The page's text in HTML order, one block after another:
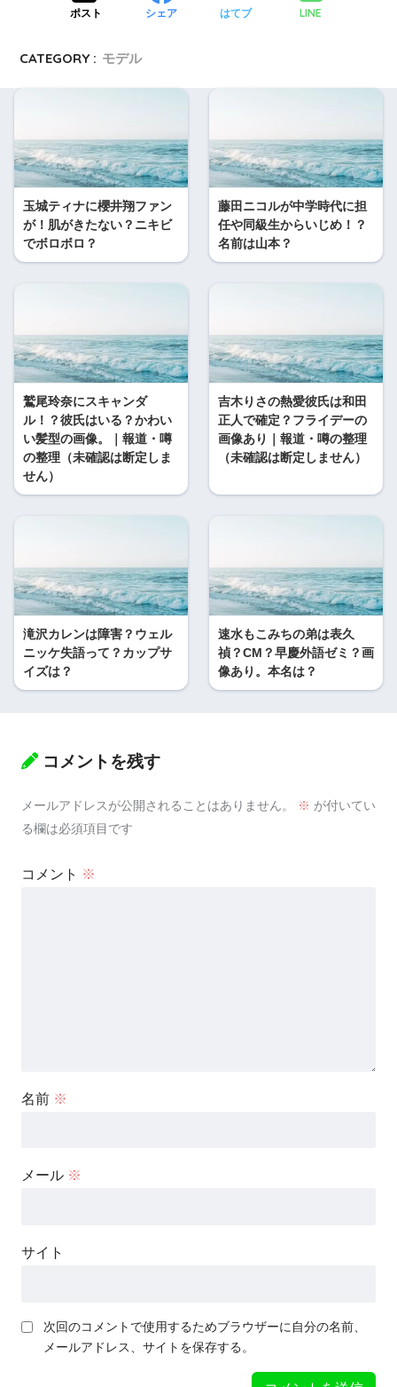
ポスト シェア はてブ LINE
CATEGORY : モデル
玉城ティナに櫻井翔ファン
が！肌がきたない？ニキビ
でボロボロ？
藤田ニコルが中学時代に担
任や同級生からいじめ！？
名前は山本？
鷲尾玲奈にスキャンダ
ル！？彼氏はいる？かわい
い髪型の画像。｜報道・噂
の整理（未確認は断定しま
せん）
吉木りさの熱愛彼氏は和田
正人で確定？フライデーの
画像あり｜報道・噂の整理
（未確認は断定しません）
滝沢カレンは障害？ウェル
ニッケ失語って？カップサ
イズは？
速水もこみちの弟は表久
禎？CM？早慶外語ゼミ？画
像あり。本名は？
コメントを残す
メールアドレスが公開されることはありません。 ※ が付いてい
る欄は必須項目です
コメント ※
名前 ※
メール ※
サイト
次回のコメントで使用するためブラウザーに自分の名前、
メールアドレス、サイトを保存する。